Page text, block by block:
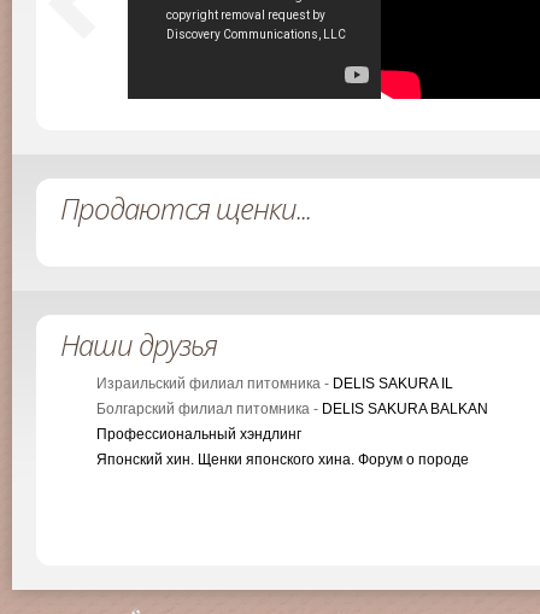
Продаются щенки...
Наши друзья
Израильский филиал питомника - DELIS SAKURA IL
Болгарский филиал питомника - DELIS SAKURA BALKAN
Профессиональный хэндлинг
Японский хин. Щенки японского хина. Форум о породе